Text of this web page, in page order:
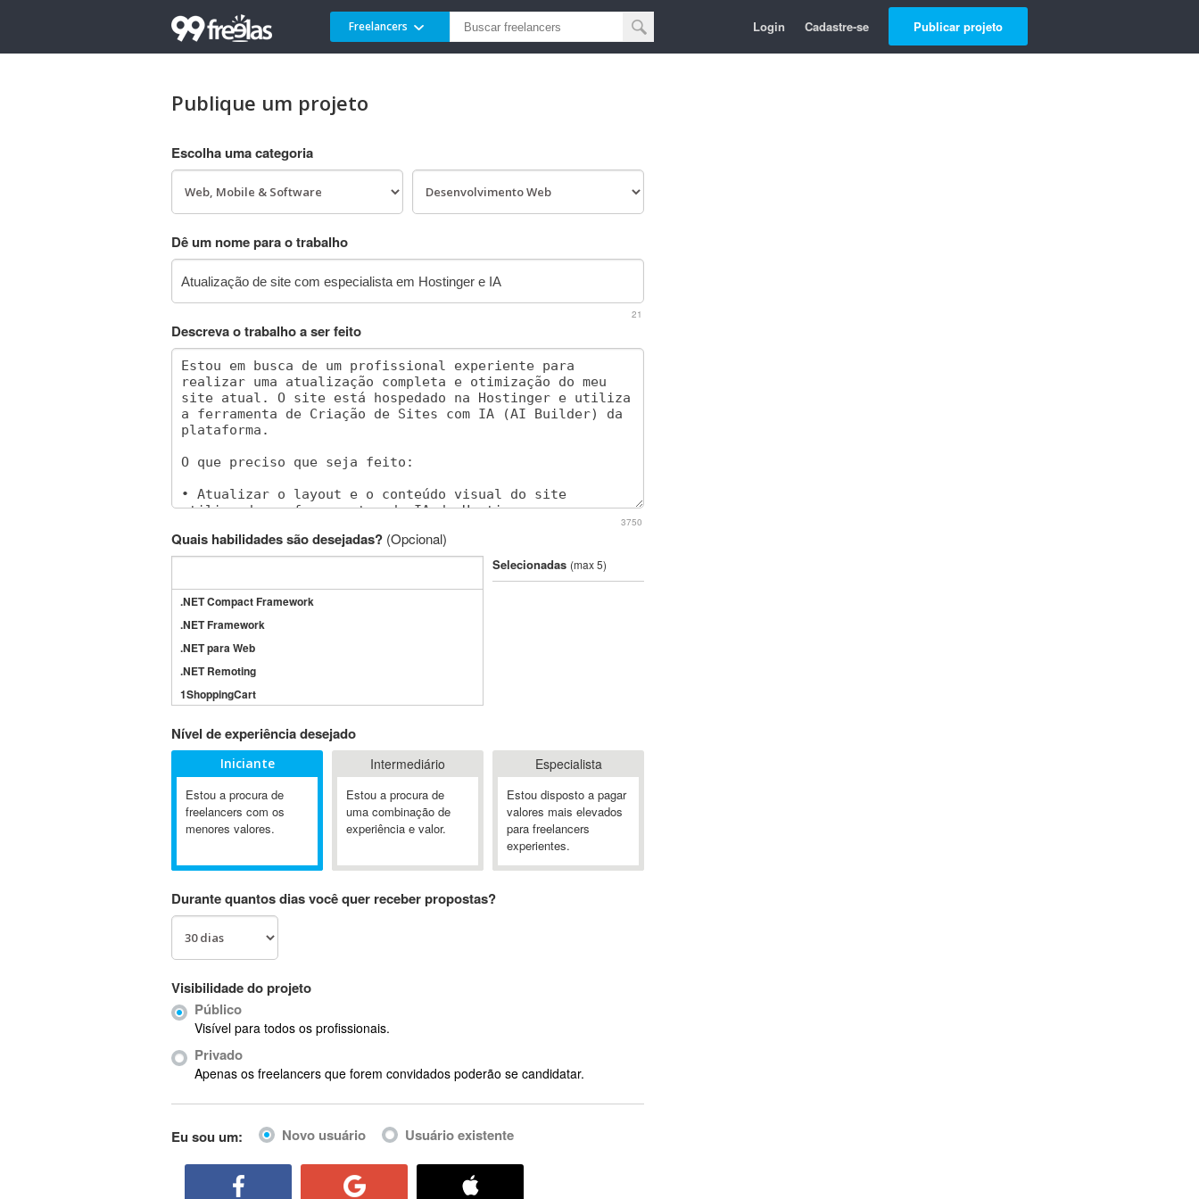
Freelancers Login Cadastre-se Publicar projeto
Publique um projeto
Escolha uma categoria
Dê um nome para o trabalho
21
Descreva o trabalho a ser feito
3750
Quais habilidades são desejadas? (Opcional)
.NET Compact Framework
.NET Framework
.NET para Web
.NET Remoting
1ShoppingCart
3GSM
4D Dimension
802.11
A&P
A-GPS
Ab Initio
ABIS
AbleCommerce
Ableton Live
Abstract Window Toolkit (AWT)
Selecionadas (max 5)
Nível de experiência desejado
Iniciante
Estou a procura de
freelancers com os
menores valores.
Intermediário
Estou a procura de
uma combinação de
experiência e valor.
Especialista
Estou disposto a pagar
valores mais elevados
para freelancers
experientes.
Durante quantos dias você quer receber propostas?
Visibilidade do projeto
Público
Visível para todos os profissionais.
Privado
Apenas os freelancers que forem convidados poderão se candidatar.
Eu sou um: Novo usuário Usuário existente